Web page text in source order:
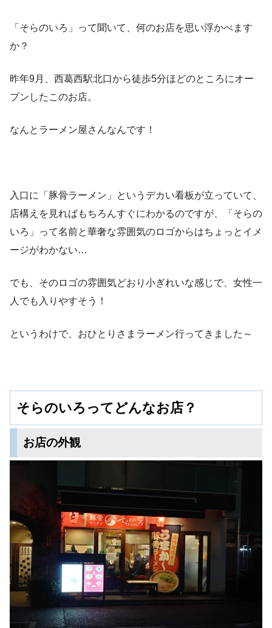
「そらのいろ」って聞いて、何のお店を思い浮かべます
か？
昨年9月、西葛西駅北口から徒歩5分ほどのところにオー
プンしたこのお店。
なんとラーメン屋さんなんです！
入口に「豚骨ラーメン」というデカい看板が立っていて、
店構えを見ればもちろんすぐにわかるのですが、「そらの
いろ」って名前と華奢な雰囲気のロゴからはちょっとイメ
ージがわかない…
でも、そのロゴの雰囲気どおり小ぎれいな感じで、女性一
人でも入りやすそう！
というわけで、おひとりさまラーメン行ってきました～
そらのいろってどんなお店？
お店の外観